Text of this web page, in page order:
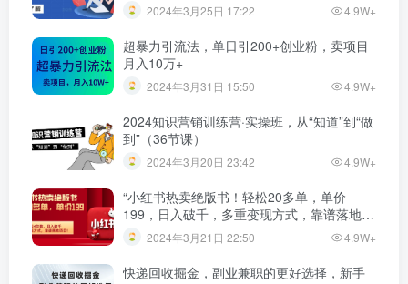
2024年3月25日 17:22 4.9W+
超暴力引流法，单日引200+创业粉，卖项目
月入10万+
2024年3月31日 15:50 4.9W+
2024知识营销训练营·实操班，从“知道”到“做
到”（36节课）
2024年3月20日 23:42 4.9W+
“小红书热卖绝版书！轻松20多单，单价
199，日入破千，多重变现方式，靠谱落地项
目！”2024年3月21日 22:50 4.9W+
快递回收掘金，副业兼职的更好选择，新手